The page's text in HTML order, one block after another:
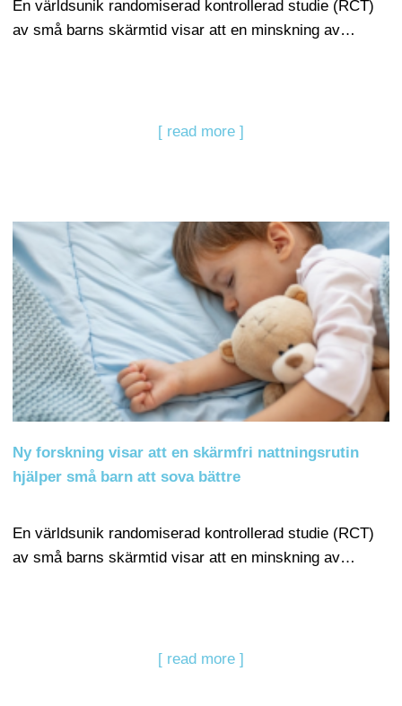
En världsunik randomiserad kontrollerad studie (RCT)
av små barns skärmtid visar att en minskning av…
[ read more ]
Ny forskning visar att en skärmfri nattningsrutin
hjälper små barn att sova bättre
En världsunik randomiserad kontrollerad studie (RCT)
av små barns skärmtid visar att en minskning av…
[ read more ]